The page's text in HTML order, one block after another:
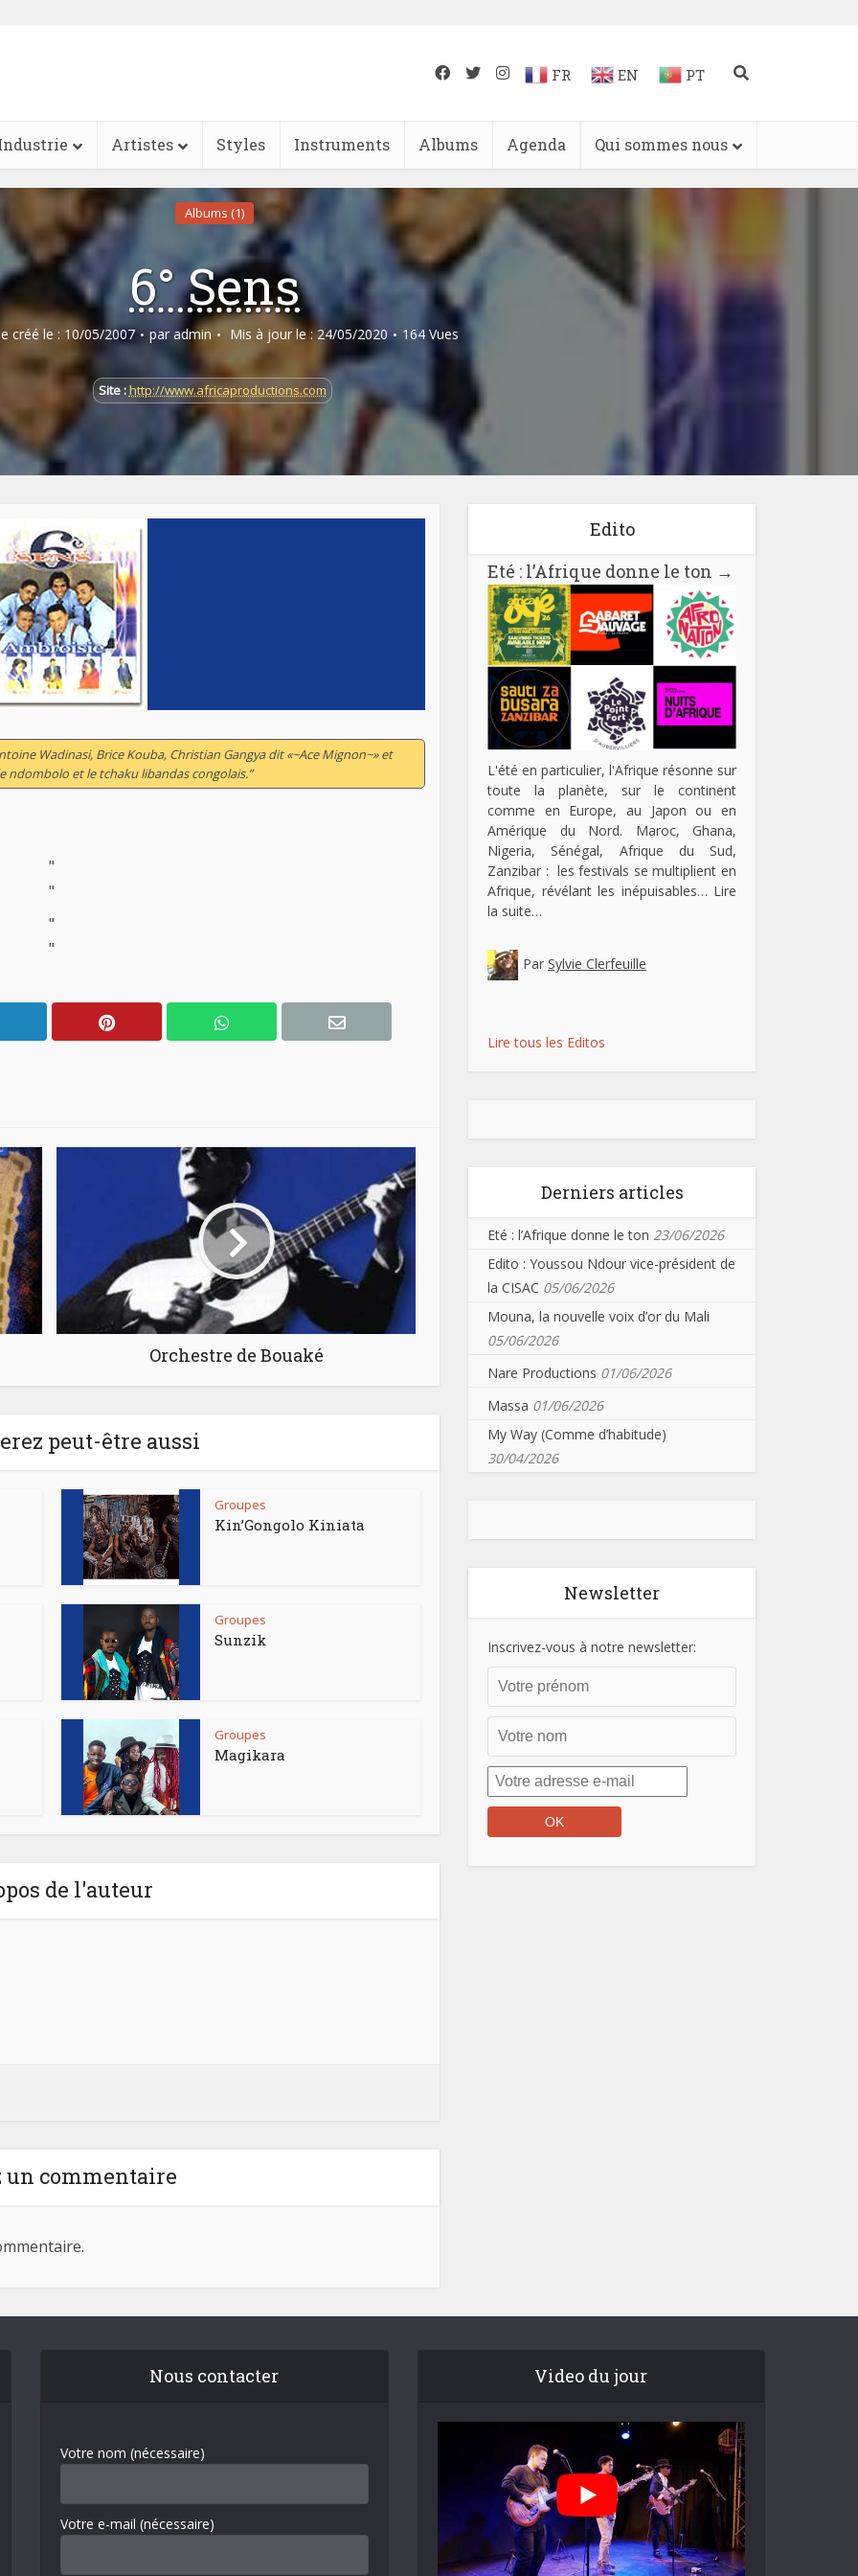
FR EN PT
Artistes Styles Instruments Albums Agenda Qui sommes nous
Albums (1)
6° Sens
créé le : 10/05/2007 par admin Mis à jour le : 24/05/2020 164 Vues
Site :http://www.africaproductions.com
Wadinasi, Brice Kouba, Christian Gangya dit «~Ace Mignon~» et
ndombolo et le tchaku libandas congolais.”
"
"
"
"
Orchestre de Bouaké
peut-être aussi
Groupes
Kin’Gongolo Kiniata
Groupes
Sunzik
Groupes
Magikara
de l'auteur
un commentaire
Edito
Eté : l’Afrique donne le ton →
L'été en particulier, l'Afrique résonne sur
toute la planète, sur le continent
comme en Europe, au Japon ou en
Amérique du Nord. Maroc, Ghana,
Nigeria, Sénégal, Afrique du Sud,
Zanzibar : les festivals se multiplient en
Afrique, révélant les inépuisables… Lire
la suite…
Par Sylvie Clerfeuille
Lire tous les Editos
Derniers articles
Eté : l’Afrique donne le ton 23/06/2026
Edito : Youssou Ndour vice-président de
la CISAC 05/06/2026
Mouna, la nouvelle voix d’or du Mali
05/06/2026
Nare Productions 01/06/2026
Massa 01/06/2026
My Way (Comme d’habitude)
30/04/2026
Newsletter
Inscrivez-vous à notre newsletter:
Nous contacter
Votre nom (nécessaire)
Votre e-mail (nécessaire)
Video du jour